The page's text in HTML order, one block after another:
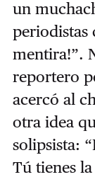
un
periodistas
mentira!”.
reportero
acercó al
otra idea
solipsista:
Tú tienes